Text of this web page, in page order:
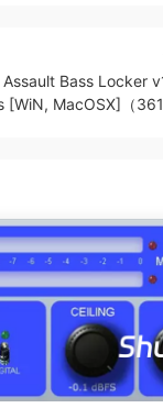
you
Bass Locker
[WiN, MacOSX]（